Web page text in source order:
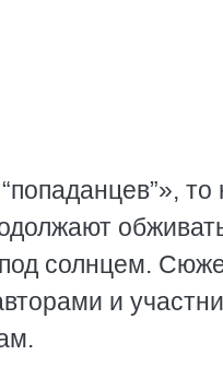
то
солнцем.
и